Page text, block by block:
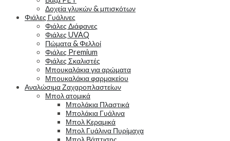
Δοχεία γλυκών & μπισκότων
Φιάλες Γυάλινες
Φιάλες Διάφανες
Φιάλες UVAQ
Πώματα & Φελλοί
Φιάλες Premium
Φιάλες Σκαλιστές
Μπουκαλάκια για αρώματα
Μπουκαλάκια φαρμακείου
Αναλώσιμα Ζαχαροπλαστείων
Μπολ ατομικά
Μπολάκια Πλαστικά
Μπολάκια Γυάλινα
Μπολ Κεραμικά
Μπολ Γυάλινα Πυρίμαχα